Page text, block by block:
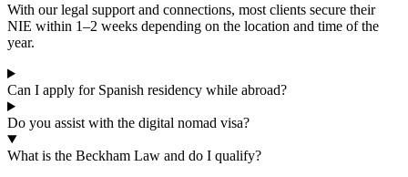
With our legal support and connections, most clients secure their
NIE within 1–2 weeks depending on the location and time of the
year.
Can I apply for Spanish residency while abroad?
Do you assist with the digital nomad visa?
What is the Beckham Law and do I qualify?